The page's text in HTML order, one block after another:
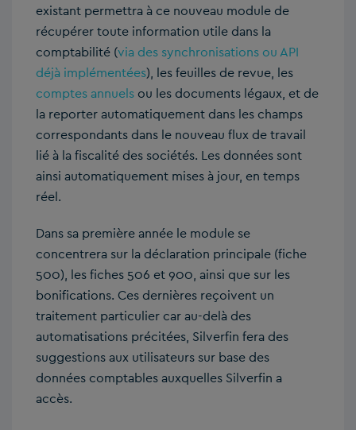
existant permettra à ce nouveau module de
récupérer toute information utile dans la
comptabilité (via des synchronisations ou API
déjà implémentées), les feuilles de revue, les
comptes annuels ou les documents légaux, et de
la reporter automatiquement dans les champs
correspondants dans le nouveau flux de travail
lié à la fiscalité des sociétés. Les données sont
ainsi automatiquement mises à jour, en temps
réel.
Dans sa première année le module se
concentrera sur la déclaration principale (fiche
500), les fiches 506 et 900, ainsi que sur les
bonifications. Ces dernières reçoivent un
traitement particulier car au-delà des
automatisations précitées, Silverfin fera des
suggestions aux utilisateurs sur base des
données comptables auxquelles Silverfin a
accès.